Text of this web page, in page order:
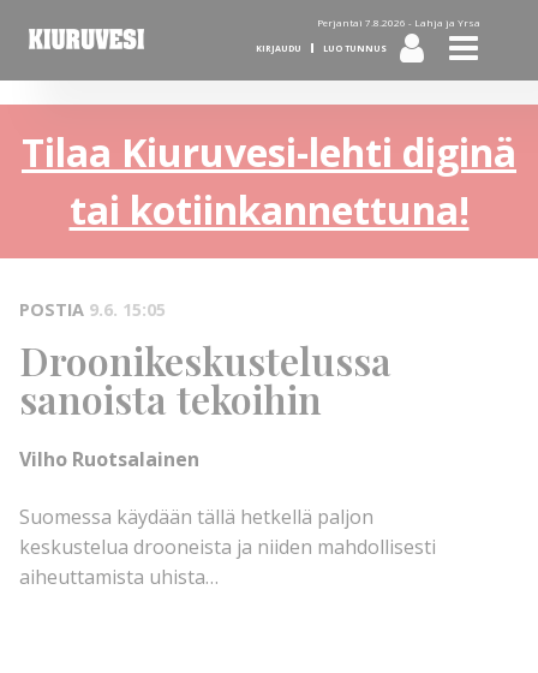
Perjantai 7.8.2026 - Lahja ja Yrsa
KIRJAUDU LUO TUNNUS
Tilaa Kiuruvesi-lehti diginä
tai kotiinkannettuna!
POSTIA 9.6. 15:05
Droonikeskustelussa
sanoista tekoihin
Vilho Ruotsalainen
Suomessa käydään tällä hetkellä paljon
keskustelua drooneista ja niiden mahdollisesti
aiheuttamista uhista…